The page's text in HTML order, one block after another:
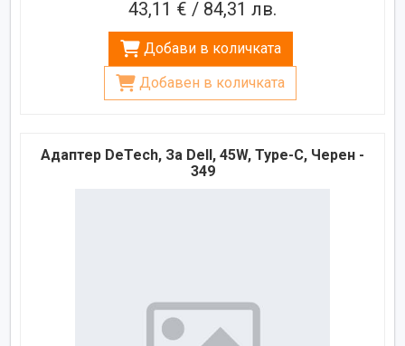
43,11 € / 84,31 лв.
Добави в количката
Добавен в количката
Адаптер DeTech, За Dell, 45W, Type-C, Черен -
349